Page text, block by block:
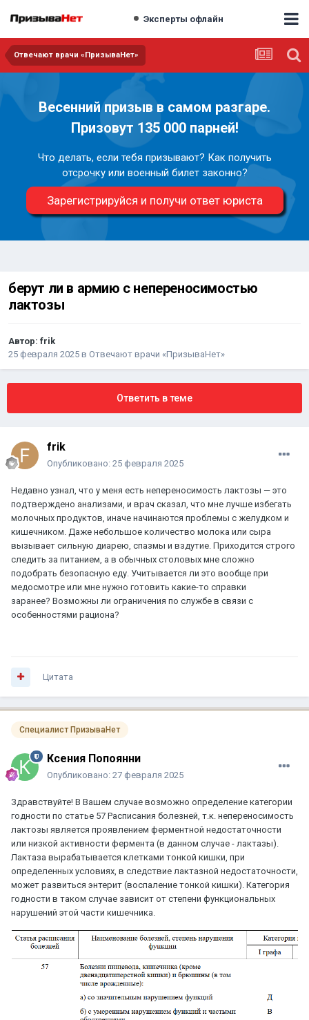
Эксперты офлайн
Отвечают врачи «ПризываНет»
Весенний призыв в самом разгаре.
Призовут 135 000 парней!
Что делать, если тебя призывают? Как получить
отсрочку или военный билет законно?
Зарегистрируйся и получи ответ юриста
берут ли в армию с непереносимостью
лактозы
Автор: frik
25 февраля 2025 в Отвечают врачи «ПризываНет»
Ответить в теме
frik
Опубликовано: 25 февраля 2025
Недавно узнал, что у меня есть непереносимость лактозы — это
подтверждено анализами, и врач сказал, что мне лучше избегать
молочных продуктов, иначе начинаются проблемы с желудком и
кишечником. Даже небольшое количество молока или сыра
вызывает сильную диарею, спазмы и вздутие. Приходится строго
следить за питанием, а в обычных столовых мне сложно
подобрать безопасную еду. Учитывается ли это вообще при
медосмотре или мне нужно готовить какие-то справки
заранее? Возможны ли ограничения по службе в связи с
особенностями рациона?
Цитата
Специалист ПризываНет
Ксения Попоянни
Опубликовано: 27 февраля 2025
Здравствуйте! В Вашем случае возможно определение категории
годности по статье 57 Расписания болезней, т.к. непереносимость
лактозы является проявлением ферментной недостаточности
или низкой активности фермента (в данном случае - лактазы).
Лактаза вырабатывается клетками тонкой кишки, при
определенных условиях, в следствие лактазной недостаточности,
может развиться энтерит (воспаление тонкой кишки). Категория
годности в таком случае зависит от степени функциональных
нарушений этой части кишечника.